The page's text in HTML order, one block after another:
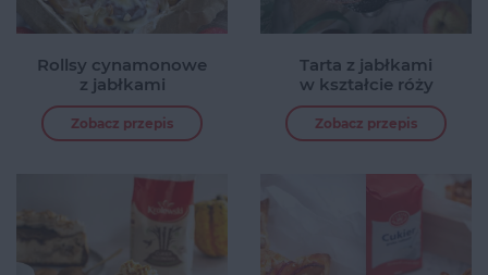
Rollsy cynamonowe
z jabłkami
Zobacz przepis
Tarta z jabłkami
w kształcie róży
Zobacz przepis